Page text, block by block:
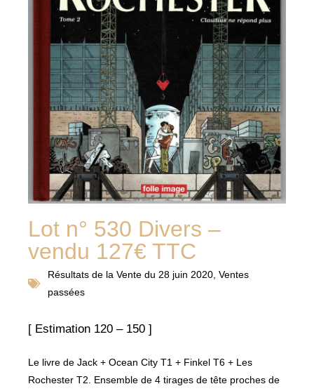
Lot n° 530 Divers –
vendu 127€ TTC
Résultats de la Vente du 28 juin 2020, Ventes
passées
[ Estimation 120 – 150 ]
Le livre de Jack + Ocean City T1 + Finkel T6 + Les
Rochester T2. Ensemble de 4 tirages de tête proches de